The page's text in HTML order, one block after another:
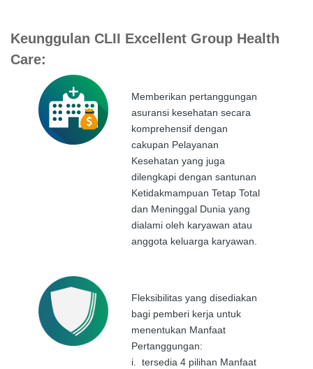
Keunggulan CLII Excellent Group Health
Care:
Memberikan pertanggungan
asuransi kesehatan secara
komprehensif dengan
cakupan Pelayanan
Kesehatan yang juga
dilengkapi dengan santunan
Ketidakmampuan Tetap Total
dan Meninggal Dunia yang
dialami oleh karyawan atau
anggota keluarga karyawan.
Fleksibilitas yang disediakan
bagi pemberi kerja untuk
menentukan Manfaat
Pertanggungan:
i. tersedia 4 pilihan Manfaat